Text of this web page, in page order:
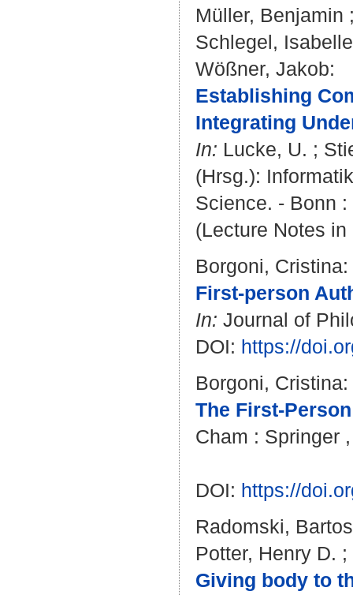
Müller, Benjamin
Schlegel,
Wößner, Jakob:
Establishing
Integrating
In: Lucke, U. ;
(Hrsg.):
Science. - Bonn
(Lecture Notes
Borgoni, Cristina:
First-person
In: Journal of
DOI: https://
Borgoni, Cristina:
The First-
Cham : Springer
DOI: https://
Radomski,
Potter, Henry D. ;
Giving body to